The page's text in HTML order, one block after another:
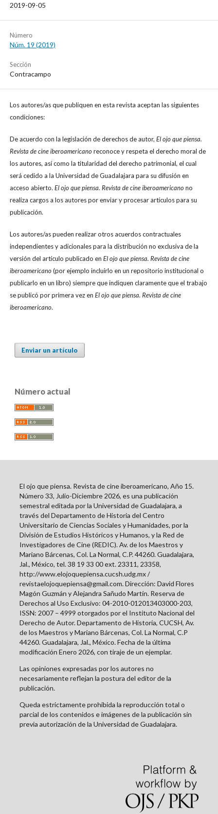
2019-09-05
Número
Núm. 19 (2019)
Sección
Contracampo
Los autores/as que publiquen en esta revista aceptan las siguientes
condiciones:
De acuerdo con la legislación de derechos de autor, El ojo que piensa.
Revista de cine iberoamericanoreconoce y respeta el derecho moral de
los autores, así como la titularidad del derecho patrimonial, el cual
será cedido a la Universidad de Guadalajara para su difusión en
acceso abierto. El ojo que piensa. Revista de cine iberoamericanono
realiza cargos a los autores por enviar y procesar artículos para su
publicación.
Los autores/as pueden realizar otros acuerdos contractuales
independientes y adicionales para la distribución no exclusiva de la
versión del artículo publicado en El ojo que piensa. Revista de cine
iberoamericano(por ejemplo incluirlo en un repositorio institucional o
publicarlo en un libro) siempre que indiquen claramente que el trabajo
se publicó por primera vez en El ojo que piensa. Revista de cine
iberoamericano.
Enviar un artículo
Número actual
El ojo que piensa. Revista de cine iberoamericano, Año 15.
Número 33, Julio-Diciembre 2026, es una publicación
semestral editada por la Universidad de Guadalajara, a
través del Departamento de Historia del Centro
Universitario de Ciencias Sociales y Humanidades, por la
División de Estudios Históricos y Humanos, y la Red de
Investigadores de Cine (REDIC). Av. de los Maestros y
Mariano Bárcenas, Col. La Normal, C.P. 44260. Guadalajara,
Jal., México, tel. 38 19 33 00 ext. 23311, 23358,
http://www.elojoquepiensa.cucsh.udg.mx /
revistaelojoquepiensa@gmail.com. Dirección: David Flores
Magón Guzmán y Alejandra Sañudo Martín. Reserva de
Derechos al Uso Exclusivo: 04-2010-012013403000-203,
ISSN: 2007 – 4999 otorgados por el Instituto Nacional del
Derecho de Autor. Departamento de Historia, CUCSH, Av.
de los Maestros y Mariano Bárcenas, Col. La Normal, C.P
44260. Guadalajara, Jal., México. Fecha de la última
modificación Enero 2026, con tiraje de un ejemplar.
Las opiniones expresadas por los autores no
necesariamente reflejan la postura del editor de la
publicación.
Queda estrictamente prohibida la reproducción total o
parcial de los contenidos e imágenes de la publicación sin
previa autorización de la Universidad de Guadalajara.